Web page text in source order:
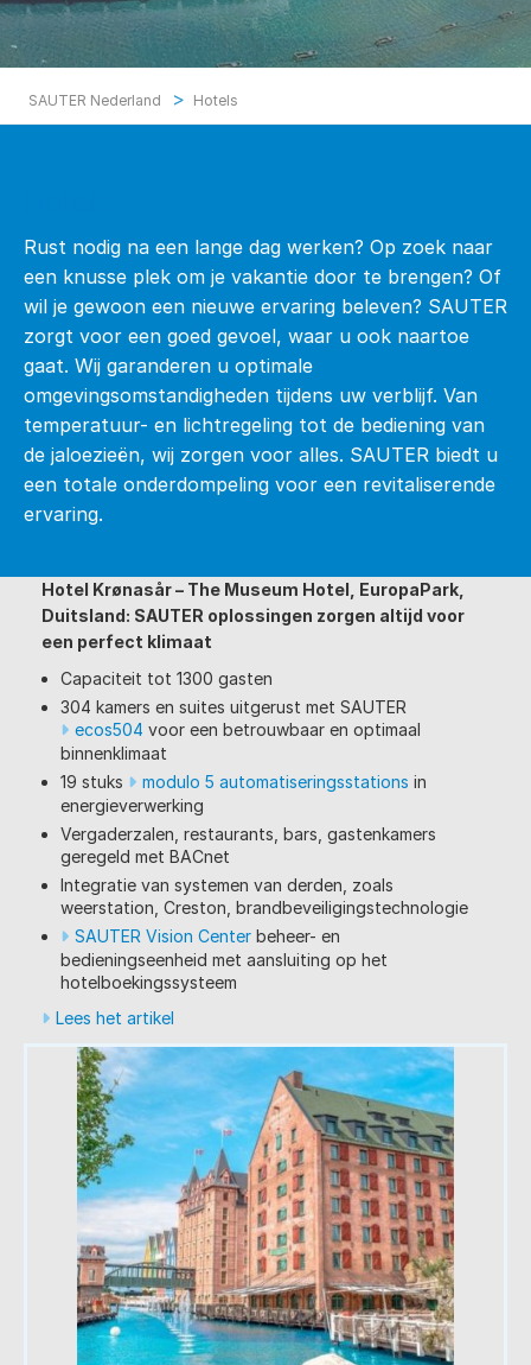
SAUTER Nederland > Hotels
Rust nodig na een lange dag werken? Op zoek naar
een knusse plek om je vakantie door te brengen? Of
wil je gewoon een nieuwe ervaring beleven? SAUTER
zorgt voor een goed gevoel, waar u ook naartoe
gaat. Wij garanderen u optimale
omgevingsomstandigheden tijdens uw verblijf. Van
temperatuur- en lichtregeling tot de bediening van
de jaloezieën, wij zorgen voor alles. SAUTER biedt u
een totale onderdompeling voor een revitaliserende
ervaring.
Hotel Krønasår – The Museum Hotel, EuropaPark,
Duitsland: SAUTER oplossingen zorgen altijd voor
een perfect klimaat
Capaciteit tot 1300 gasten
304 kamers en suites uitgerust met SAUTER
ecos504 voor een betrouwbaar en optimaal
binnenklimaat
19 stuks
modulo 5 automatiseringsstations in
energieverwerking
Vergaderzalen, restaurants, bars, gastenkamers
geregeld met BACnet
Integratie van systemen van derden, zoals
weerstation, Creston, brandbeveiligingstechnologie
SAUTER Vision Center beheer- en
bedieningseenheid met aansluiting op het
hotelboekingssysteem
Lees het artikel